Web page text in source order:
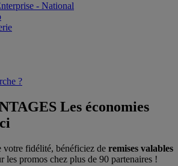
- National
?
Les économies
votre fidélité, bénéficiez de remises valables
les promos chez plus de 90 partenaires !